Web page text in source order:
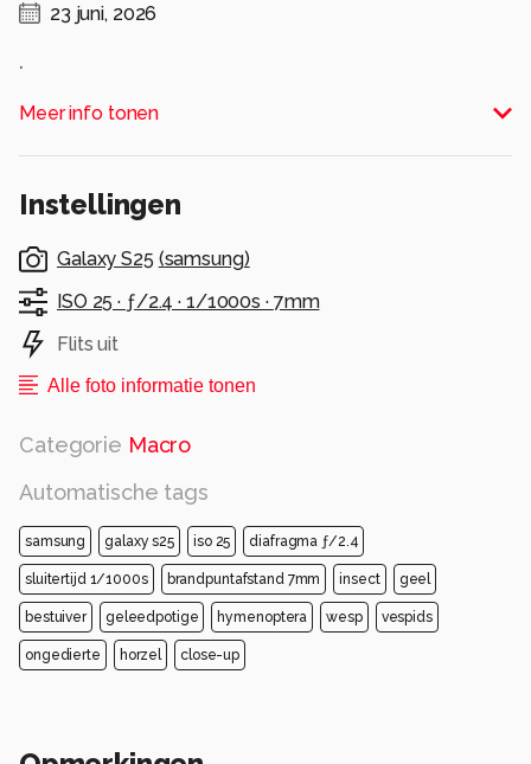
23 juni, 2026
.
Alle rechten voorbehouden
Meer info tonen
Instellingen
Galaxy S25 (samsung)
ISO 25 · ƒ/2.4 · 1/1000s · 7mm
Flits uit
Alle foto informatie tonen
Categorie Macro
Automatische tags
samsung galaxy s25 iso 25 diafragma ƒ/2.4
sluitertijd 1/1000s brandpuntafstand 7mm insect geel
bestuiver geleedpotige hymenoptera wesp vespids
ongedierte horzel close-up